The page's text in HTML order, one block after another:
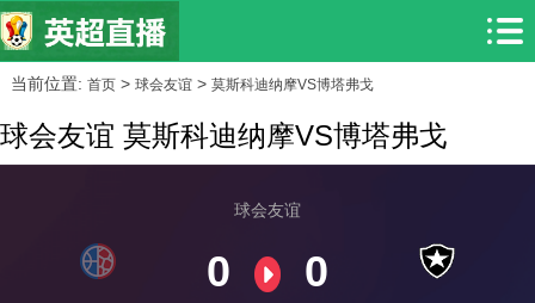
当前位置: 首页> 球会友谊> 莫斯科迪纳摩VS博塔弗戈
球会友谊 莫斯科迪纳摩VS博塔弗戈
球会友谊
0 0